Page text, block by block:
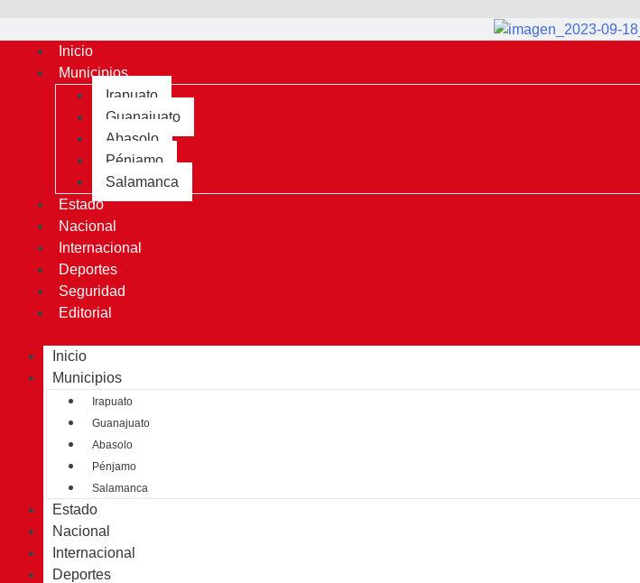
Inicio
Municipios
Irapuato
Guanajuato
Abasolo
Pénjamo
Salamanca
Estado
Nacional
Internacional
Deportes
Seguridad
Editorial
Inicio
Municipios
Irapuato
Guanajuato
Abasolo
Pénjamo
Salamanca
Estado
Nacional
Internacional
Deportes